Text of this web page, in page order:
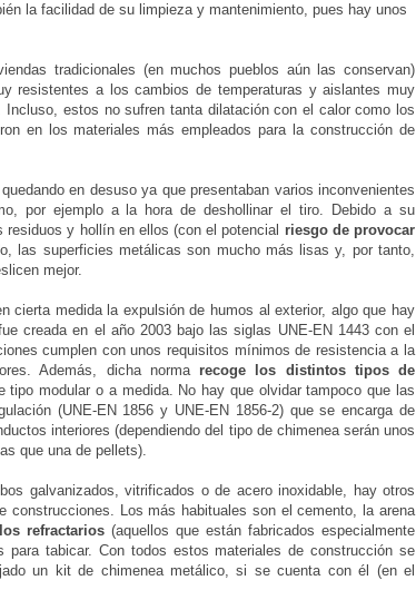
la facilidad de su limpieza y mantenimiento, pues hay unos
tradicionales (en muchos pueblos aún las conservan)
resistentes a los cambios de temperaturas y aislantes muy
Incluso, estos no sufren tanta dilatación con el calor como los
en los materiales más empleados para la construcción de
en desuso ya que presentaban varios inconvenientes
por ejemplo a la hora de deshollinar el tiro. Debido a su
y hollín en ellos (con el potencial riesgo de provocar
las superficies metálicas son mucho más lisas y, por tanto,
mejor.
cierta medida la expulsión de humos al exterior, algo que hay
creada en el año 2003 bajo las siglas UNE-EN 1443 con el
cumplen con unos requisitos mínimos de resistencia a la
Además, dicha norma recoge los distintos tipos de
tipo modular o a medida. No hay que olvidar tampoco que las
(UNE-EN 1856 y UNE-EN 1856-2) que se encarga de
interiores (dependiendo del tipo de chimenea serán unos
que una de pellets).
galvanizados, vitrificados o de acero inoxidable, hay otros
construcciones. Los más habituales son el cemento, la arena
refractarios (aquellos que están fabricados especialmente
para tabicar. Con todos estos materiales de construcción se
un kit de chimenea metálico, si se cuenta con él (en el